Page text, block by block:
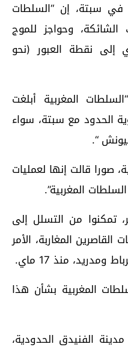
في سبتة، إن “السلطات
الشائكة، وحواجز للموج
إلى نقطة العبور (نحو
المغربية أبلغت
الحدود مع سبتة، سواء
“.
صورا قالت إنها لعمليات
المغربية”.
مهاجر، تمكنوا من التسلل إلى
المغاربة، الأمر
منذ 17 ماي.
المغربية بشأن هذا
الفنيدق الحدودية،